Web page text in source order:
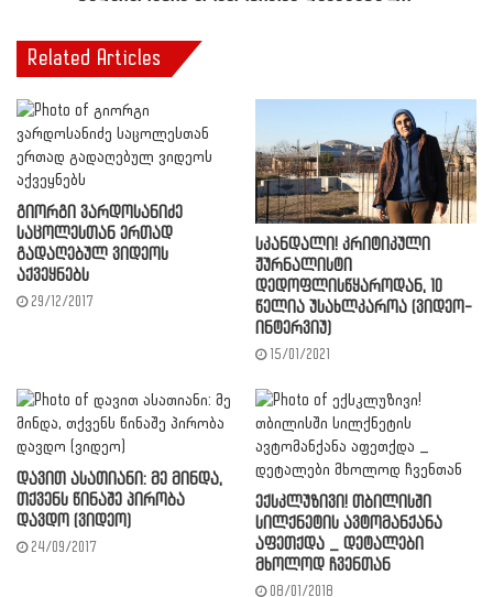
Related Articles
გიორგი ვარდოსანიძე
საცოლესთან ერთად
გადაღებულ ვიდეოს
აქვეყნებს
29/12/2017
სკანდალი! კრიტიკული
ჟურნალისტი
დედოფლისწყაროდან, 10
წელია უსახლკაროა (ვიდეო-
ინტერვიუ)
15/01/2021
დავით ასათიანი: მე მინდა,
თქვენს წინაშე პირობა
დავდო (ვიდეო)
24/09/2017
ექსკლუზივი! თბილისში
სილქნეტის ავტომანქანა
აფეთქდა _ დეტალები
მხოლოდ ჩვენთან
08/01/2018